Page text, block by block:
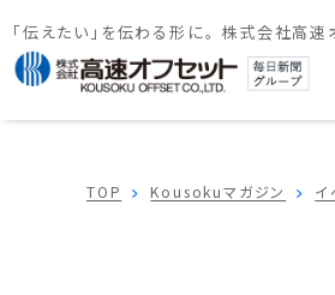
「伝えたい」を伝わる形に。 株式会社高速
TOP Kousokuマガジン イ